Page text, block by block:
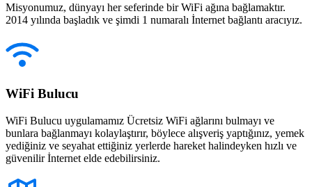
Misyonumuz, dünyayı her seferinde bir WiFi ağına bağlamaktır.
2014 yılında başladık ve şimdi 1 numaralı İnternet bağlantı aracıyız.
WiFi Bulucu
WiFi Bulucu uygulamamız Ücretsiz WiFi ağlarını bulmayı ve
bunlara bağlanmayı kolaylaştırır, böylece alışveriş yaptığınız, yemek
yediğiniz ve seyahat ettiğiniz yerlerde hareket halindeyken hızlı ve
güvenilir İnternet elde edebilirsiniz.